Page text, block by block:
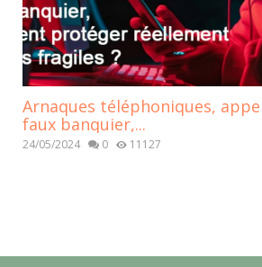
Arnaques téléphoniques,
faux banquier,...
24/05/2024 0 11127